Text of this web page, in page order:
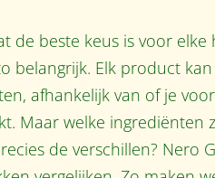
de beste keus is voor elke
belangrijk. Elk product
afhankelijk van of je
Maar welke ingrediënten
de verschillen? Nero